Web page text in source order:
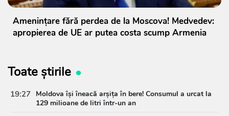
Amenințare fără perdea de la Moscova! Medvedev:
apropierea de UE ar putea costa scump Armenia
Toate știrile
19:27 Moldova își îneacă arșița în bere! Consumul a urcat la
129 milioane de litri într-un an